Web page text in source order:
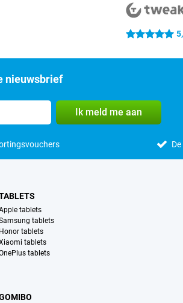
5 sterren
nieuwsbrief
Ik meld me aan
tablets
tablets
Honor tablets
tablets
tablets